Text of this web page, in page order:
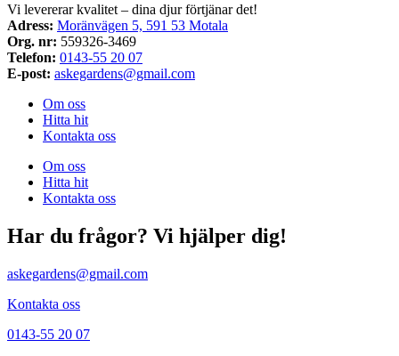
Vi levererar kvalitet – dina djur förtjänar det!
Adress: Moränvägen 5, 591 53 Motala
Org. nr: 559326-3469
Telefon: 0143-55 20 07
E-post: askegardens@gmail.com
Om oss
Hitta hit
Kontakta oss
Om oss
Hitta hit
Kontakta oss
Har du frågor? Vi hjälper dig!
askegardens@gmail.com
Kontakta oss
0143-55 20 07